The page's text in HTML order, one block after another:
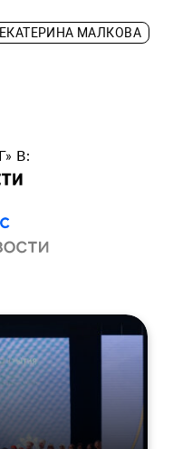
ЕКАТЕРИНА МАЛКОВА
В: